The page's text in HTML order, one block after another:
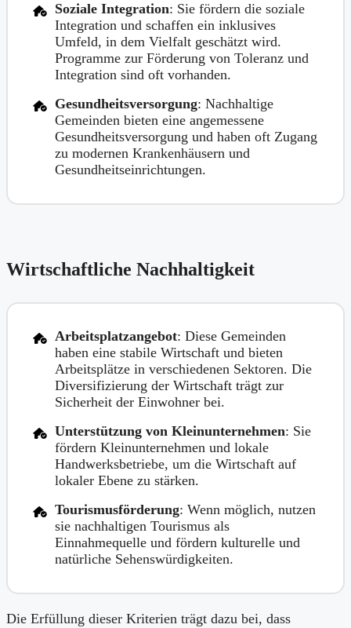
Soziale Integration: Sie fördern die soziale
Integration und schaffen ein inklusives
Umfeld, in dem Vielfalt geschätzt wird.
Programme zur Förderung von Toleranz und
Integration sind oft vorhanden.
Gesundheitsversorgung: Nachhaltige
Gemeinden bieten eine angemessene
Gesundheitsversorgung und haben oft Zugang
zu modernen Krankenhäusern und
Gesundheitseinrichtungen.
Wirtschaftliche Nachhaltigkeit
Arbeitsplatzangebot: Diese Gemeinden
haben eine stabile Wirtschaft und bieten
Arbeitsplätze in verschiedenen Sektoren. Die
Diversifizierung der Wirtschaft trägt zur
Sicherheit der Einwohner bei.
Unterstützung von Kleinunternehmen: Sie
fördern Kleinunternehmen und lokale
Handwerksbetriebe, um die Wirtschaft auf
lokaler Ebene zu stärken.
Tourismusförderung: Wenn möglich, nutzen
sie nachhaltigen Tourismus als
Einnahmequelle und fördern kulturelle und
natürliche Sehenswürdigkeiten.
Die Erfüllung dieser Kriterien trägt dazu bei, dass